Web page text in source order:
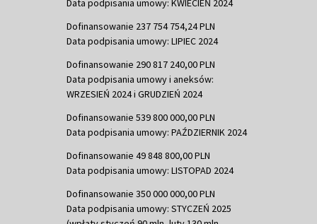
Data podpisania umowy: KWIECIEŃ 2024
Dofinansowanie 237 754 754,24 PLN
Data podpisania umowy: LIPIEC 2024
Dofinansowanie 290 817 240,00 PLN
Data podpisania umowy i aneksów:
WRZESIEŃ 2024 i GRUDZIEŃ 2024
Dofinansowanie 539 800 000,00 PLN
Data podpisania umowy: PAŹDZIERNIK 2024
Dofinansowanie 49 848 800,00 PLN
Data podpisania umowy: LISTOPAD 2024
Dofinansowanie 350 000 000,00 PLN
Data podpisania umowy: STYCZEŃ 2025